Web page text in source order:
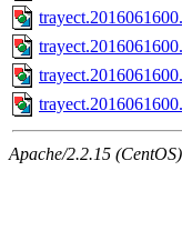
Apache/2.2.15